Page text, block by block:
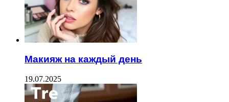
Макияж на каждый день
19.07.2025